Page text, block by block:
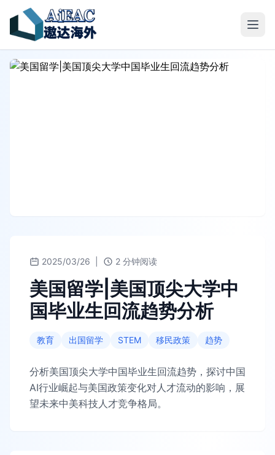
2025/03/26 2 分钟阅读
美国留学|美国顶尖大学中
国毕业生回流趋势分析
教育 出国留学 STEM 移民政策 趋势
分析美国顶尖大学中国毕业生回流趋势，探讨中国
AI行业崛起与美国政策变化对人才流动的影响，展
望未来中美科技人才竞争格局。